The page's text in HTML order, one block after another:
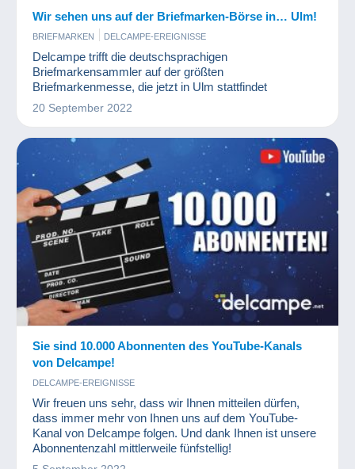
Wir sehen uns auf der Briefmarken-Börse in… Ulm!
BRIEFMARKEN DELCAMPE-EREIGNISSE
Delcampe trifft die deutschsprachigen
Briefmarkensammler auf der größten
Briefmarkenmesse, die jetzt in Ulm stattfindet
20 September 2022
Sie sind 10.000 Abonnenten des YouTube-Kanals
von Delcampe!
DELCAMPE-EREIGNISSE
Wir freuen uns sehr, dass wir Ihnen mitteilen dürfen,
dass immer mehr von Ihnen uns auf dem YouTube-
Kanal von Delcampe folgen. Und dank Ihnen ist unsere
Abonnentenzahl mittlerweile fünfstellig!